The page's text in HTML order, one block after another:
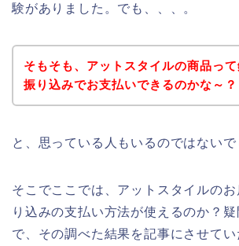
験がありました。でも、、、。
そもそも、アットスタイルの商品っ
振り込みでお支払いできるのかな～？
と、思っている人もいるのではないで
そこでここでは、アットスタイルの
り込みの支払い方法が使えるのか？
で、その調べた結果を記事にさせてい